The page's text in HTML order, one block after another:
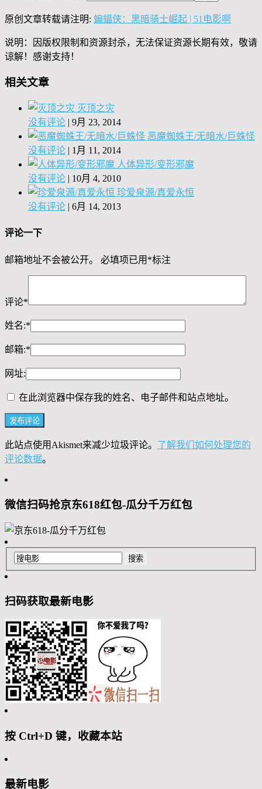
原创文章转载请注明: 蝙蝠侠：黑暗骑士崛起 | 51电影啊
说明：因版权限制和资源封杀，无法保证资源长期有效，敬请
谅解！感谢支持！
相关文章
灭顶之灾
没有评论 | 9月 23, 2014
恶魔蜘蛛王/无暗水/巨蛛怪
没有评论 | 1月 11, 2014
人体异形/变形邪魔
没有评论 | 10月 4, 2010
珍爱泉源/真爱永恒
没有评论 | 6月 14, 2013
评论一下
邮箱地址不会被公开。 必填项已用 *标注
评论*
姓名:*
邮箱:*
网址:
在此浏览器中保存我的姓名、电子邮件和站点地址。
此站点使用Akismet来减少垃圾评论。 了解我们如何处理您的
评论数据。
微信扫码抢京东618红包-瓜分千万红包
扫码获取最新电影
按 Ctrl+D 键，收藏本站
最新电影